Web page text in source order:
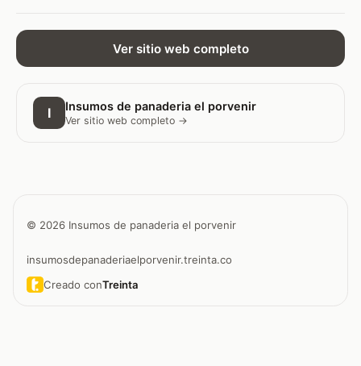
Ver sitio web completo
I Insumos de panaderia el porvenir
Ver sitio web completo →
© 2026 Insumos de panaderia el porvenir
insumosdepanaderiaelporvenir.treinta.co
Creado conTreinta